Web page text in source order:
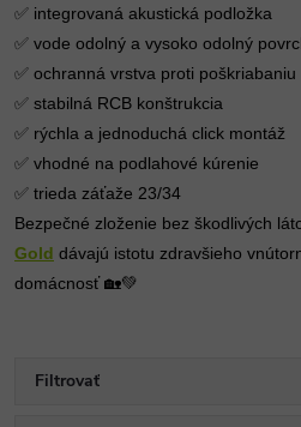
✅ integrovaná akustická podložka
✅ vode odolný a vysoko odolný
✅ ochranná vrstva proti poškriabaniu
✅ stabilná RCB konštrukcia
✅ rýchla a jednoduchá click montáž
✅ vhodné na podlahové kúrenie
✅ trieda záťaže 23/34
Bezpečné zloženie bez škodlivých
Gold dávajú istotu zdravšieho
domácnosť 🏡💚
Filtrovať